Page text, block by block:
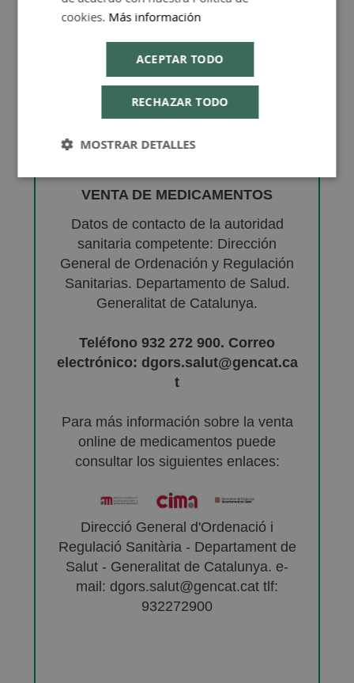
VENTA DE MEDICAMENTOS
Datos de contacto de la autoridad
sanitaria competente: Dirección
General de Ordenación y Regulación
Sanitarias. Departamento de Salud.
Generalitat de Catalunya.
Teléfono 932 272 900. Correo
electrónico: dgors.salut@gencat.ca
t
Para más información sobre la venta
online de medicamentos puede
consultar los siguientes enlaces:
Direcció General d'Ordenació i
Regulació Sanitària - Departament de
Salut - Generalitat de Catalunya. e-
mail: dgors.salut@gencat.cat tlf:
932272900
cookies. Más información
ACEPTAR TODO
RECHAZAR TODO
MOSTRAR DETALLES